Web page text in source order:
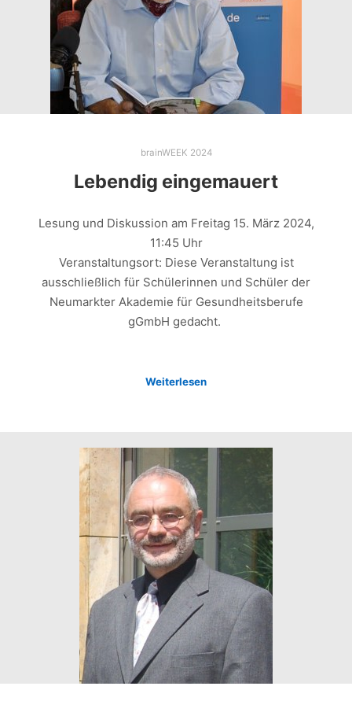
brainWEEK 2024
Lebendig eingemauert
Lesung und Diskussion am Freitag 15. März 2024,
11:45 Uhr
Veranstaltungsort: Diese Veranstaltung ist
ausschließlich für Schülerinnen und Schüler der
Neumarkter Akademie für Gesundheitsberufe
gGmbH gedacht.
Weiterlesen